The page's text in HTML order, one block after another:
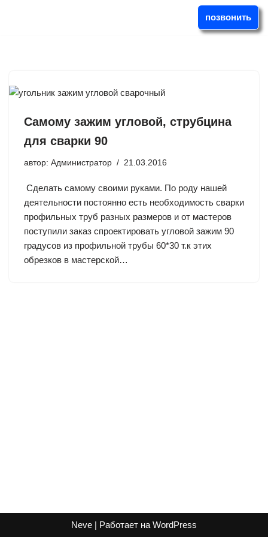
позвонить
Самому зажим угловой, струбцина
для сварки 90
автор: Администратор 21.03.2016
Сделать самому своими руками. По роду нашей
деятельности постоянно есть необходимость сварки
профильных труб разных размеров и от мастеров
поступили заказ спроектировать угловой зажим 90
градусов из профильной трубы 60*30 т.к этих
обрезков в мастерской…
Neve | Работает на WordPress